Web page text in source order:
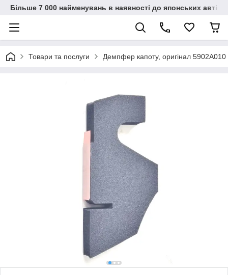
Більше 7 000 найменувань в наявності до японських
Товари та послуги Демпфер капоту, оригінал